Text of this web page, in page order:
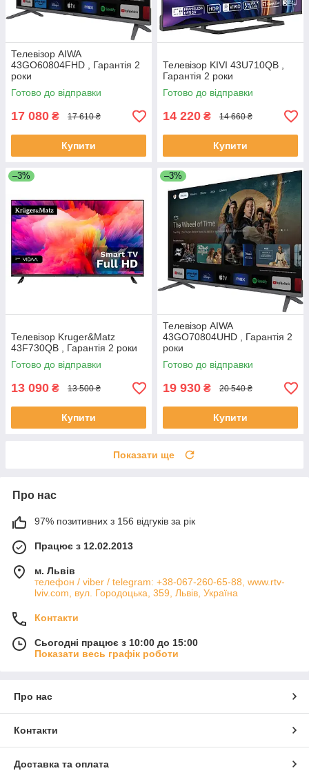
Телевізор AIWA
43GO60804FHD , Гарантія 2
роки
Готово до відправки
17 080 ₴ 17 610 ₴
Купити
Телевізор KIVI 43U710QB ,
Гарантія 2 роки
Готово до відправки
14 220 ₴ 14 660 ₴
Купити
–3%
Телевізор Kruger&Matz
43F730QB , Гарантія 2 роки
Готово до відправки
13 090 ₴ 13 500 ₴
Купити
–3%
Телевізор AIWA
43GO70804UHD , Гарантія 2
роки
Готово до відправки
19 930 ₴ 20 540 ₴
Купити
Показати ще
Про нас
97% позитивних з 156 відгуків за рік
Працює з 12.02.2013
м. Львів
телефон / viber / telegram: +38-067-260-65-88, www.rtv-
lviv.com, вул. Городоцька, 359, Львів, Україна
Контакти
Сьогодні працює з 10:00 до 15:00
Показати весь графік роботи
Про нас
Контакти
Доставка та оплата